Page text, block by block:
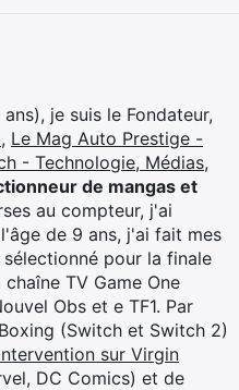
je suis le Fondateur,
, Le Mag Auto Prestige -
- Technologie, Médias,
de mangas et
au compteur, j'ai
de 9 ans, j'ai fait mes
pour la finale
TV Game One
Obs et e TF1. Par
(Switch et Switch 2)
sur Virgin
DC Comics) et de